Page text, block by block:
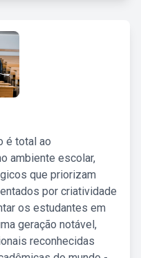
é total ao
ambiente escolar,
que priorizam
por criatividade
os estudantes em
geração notável,
reconhecidas